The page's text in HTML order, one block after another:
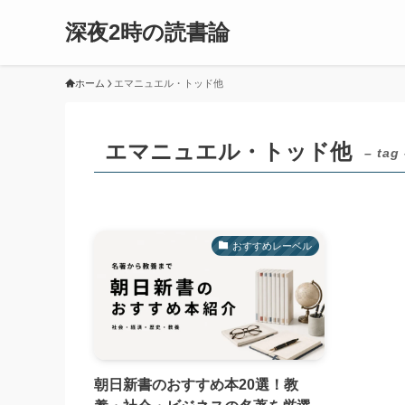
深夜2時の読書論
ホーム エマニュエル・トッド他
エマニュエル・トッド他 – tag
おすすめレーベル
朝日新書のおすすめ本20選！教